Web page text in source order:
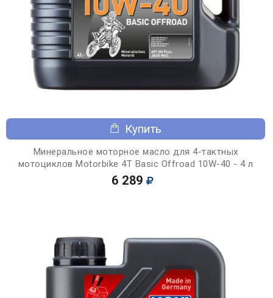
Купить
Минеральное моторное масло для 4-тактных
мотоциклов Motorbike 4T Basic Offroad 10W-40 - 4 л
6 289